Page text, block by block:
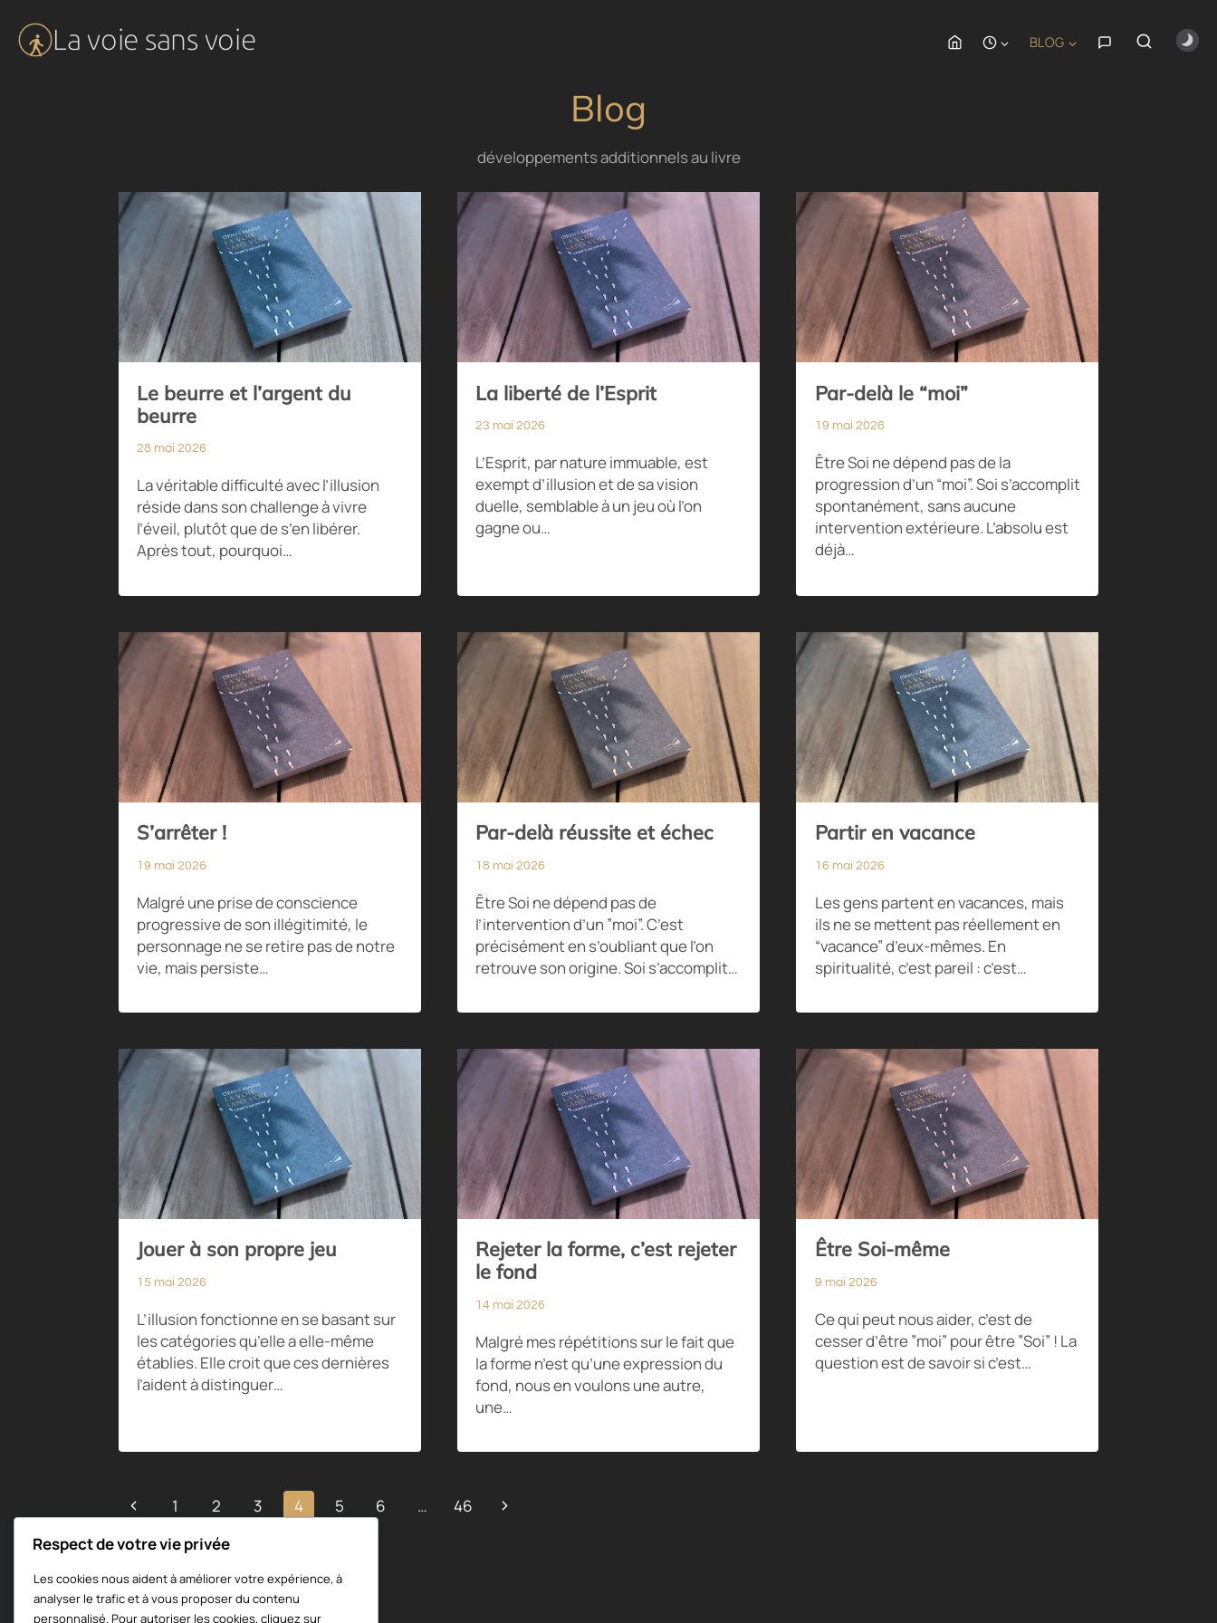
contenu
La voie sans voie BLOG
Blog
développements additionnels au livre
Le beurre et l’argent du
beurre
28 mai 2026
La véritable difficulté avec l’illusion
réside dans son challenge à vivre
l’éveil, plutôt que de s’en libérer.
Après tout, pourquoi…
La liberté de l’Esprit
23 mai 2026
L’Esprit, par nature immuable, est
exempt d’illusion et de sa vision
duelle, semblable à un jeu où l’on
gagne ou…
Par-delà le “moi”
19 mai 2026
Être Soi ne dépend pas de la
progression d’un “moi”. Soi s’accomplit
spontanément, sans aucune
intervention extérieure. L’absolu est
déjà…
S’arrêter !
19 mai 2026
Malgré une prise de conscience
progressive de son illégitimité, le
personnage ne se retire pas de notre
vie, mais persiste…
Par-delà réussite et échec
18 mai 2026
Être Soi ne dépend pas de
l’intervention d’un ”moi”. C’est
précisément en s’oubliant que l’on
retrouve son origine. Soi s’accomplit…
Partir en vacance
16 mai 2026
Les gens partent en vacances, mais
ils ne se mettent pas réellement en
“vacance” d’eux-mêmes. En
spiritualité, c’est pareil : c’est…
Jouer à son propre jeu
15 mai 2026
L’illusion fonctionne en se basant sur
les catégories qu’elle a elle-même
établies. Elle croit que ces dernières
l’aident à distinguer…
Rejeter la forme, c’est rejeter
le fond
14 mai 2026
Malgré mes répétitions sur le fait que
la forme n’est qu’une expression du
fond, nous en voulons une autre,
une…
Être Soi-même
9 mai 2026
Ce qui peut nous aider, c’est de
cesser d’être ”moi” pour être ”Soi” ! La
question est de savoir si c’est…
Navigation
de
page
Page
1 2 3 4 5 6 … 46
Page
Respect de votre vie privée
Les cookies nous aident à améliorer votre expérience, à
analyser le trafic et à vous proposer du contenu
personnalisé. Pour autoriser les cookies, cliquez sur